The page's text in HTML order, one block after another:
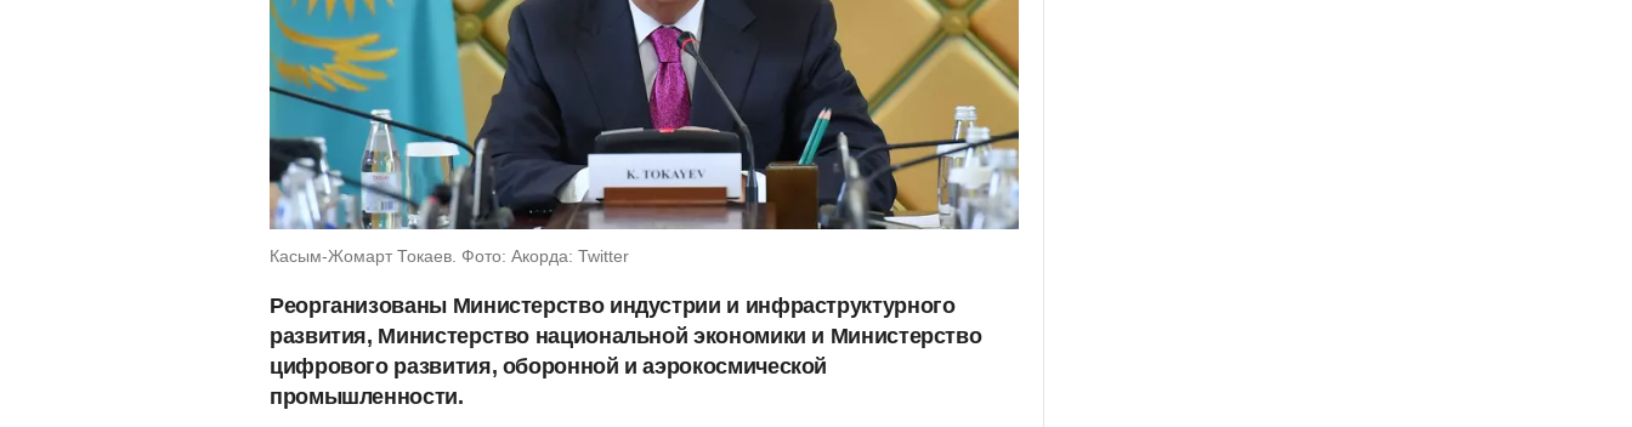
Касым-Жомарт Токаев. Фото: Акорда: Twitter
Реорганизованы Министерство индустрии и инфраструктурного
развития, Министерство национальной экономики и Министерство
цифрового развития, оборонной и аэрокосмической
промышленности.